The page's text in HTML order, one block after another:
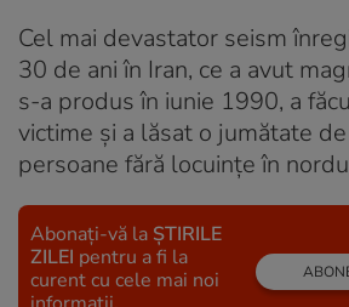
Cel mai devastator seism
30 de ani în Iran, ce a avut
s-a produs în iunie 1990, a
victime şi a lăsat o jumătate
persoane fără locuinţe în
Abonați-vă la ȘTIRILE
ZILEI pentru a fi la
curent cu cele mai noi